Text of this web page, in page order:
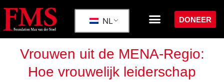
NL DONEER
Vrouwen uit de MENA-Regio:
Hoe vrouwelijk leiderschap